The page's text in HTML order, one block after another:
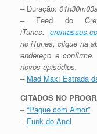
– Duração: 01h30m03s
– Feed do
iTunes:
no iTunes, clique na
endereço e
novos episódios.
– Mad Max: Estrada
CITADOS NO
–“Pague com Amor”
– Funk do Anel